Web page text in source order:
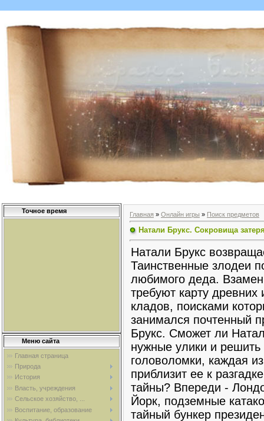
Точное время
Меню сайта
Главная страница
Природа
История
Власть, учреждения
Сельское хозяйство, ...
Воспитание, образование
Главная » Онлайн игры » Поиск предметов
Натали Брукс. Сокровища
Натали Брукс
Таинственные злодеи
любимого деда.
требуют карту древних
кладов, поисками
занимался почтенный
Брукс. Сможет ли
нужные улики и
головоломки, каждая
приблизит ее к
тайны? Впереди -
Йорк, подземные
тайный бункер